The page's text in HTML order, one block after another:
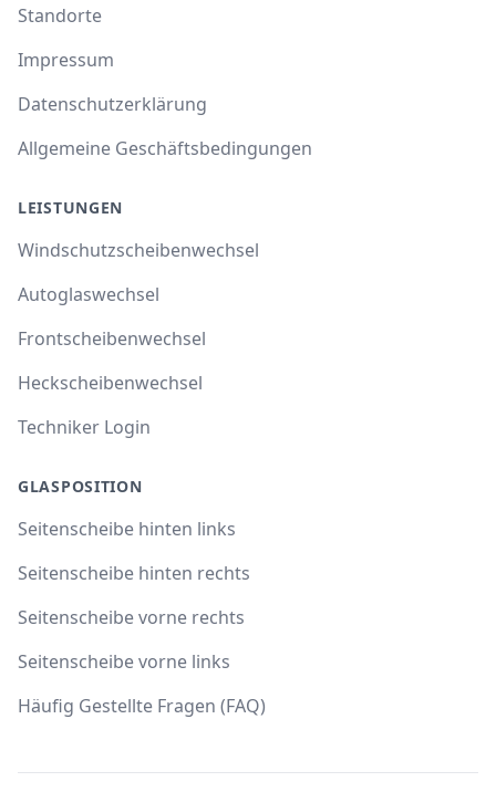
Standorte
Impressum
Datenschutzerklärung
Allgemeine Geschäftsbedingungen
LEISTUNGEN
Windschutzscheibenwechsel
Autoglaswechsel
Frontscheibenwechsel
Heckscheibenwechsel
Techniker Login
GLASPOSITION
Seitenscheibe hinten links
Seitenscheibe hinten rechts
Seitenscheibe vorne rechts
Seitenscheibe vorne links
Häufig Gestellte Fragen (FAQ)